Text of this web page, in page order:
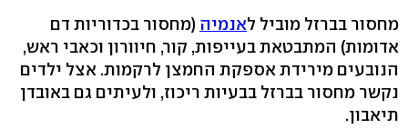
מחסור בברזל מוביל לאנמיה (מחסור בכדוריות דם
אדומות) המתבטאת בעייפות, קור, חיוורון וכאבי ראש,
הנובעים מירידת אספקת החמצן לרקמות. אצל ילדים
נקשר מחסור בברזל בבעיות ריכוז, ולעיתים גם באובדן
תיאבון.